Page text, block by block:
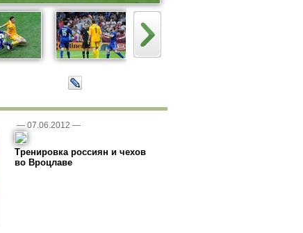
— 07.06.2012 —
Тренировка россиян и чехов
во Вроцлаве